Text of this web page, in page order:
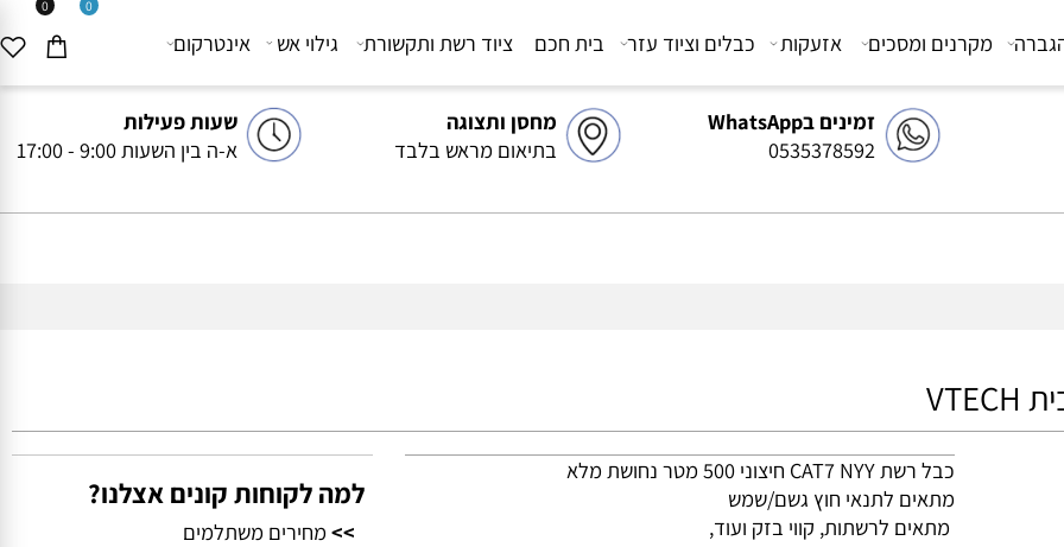
זמינים בWhatsApp
0535378592
מחסן ותצוגה
בתיאום מראש בלבד
שעות פעילות
א-ה בין השעות 9:00 - 17:00
0 0
מקרנים ומסכים אזעקות כבלים וציוד עזר בית חכם ציוד רשת ותקשורת גילוי אש אינטרקום
כבל רשת CAT7 NYY חיצוני 500 מטר נחושת מלא
מתאים לתנאי חוץ גשם/שמש
למה לקוחות קונים אצלנו?